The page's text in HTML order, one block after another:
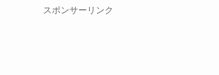
スポンサーリンク